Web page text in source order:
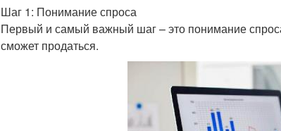
Шаг 1: Понимание спроса
Первый и самый важный шаг – это понимание
сможет продаться.